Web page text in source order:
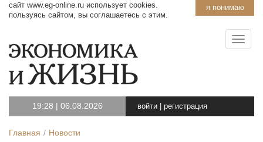
я понимаю
сайт www.eg-online.ru использует cookies.
пользуясь сайтом, вы соглашаетесь с этим.
19:28 | 06.08.2026 войти регистрация
Главная Новости